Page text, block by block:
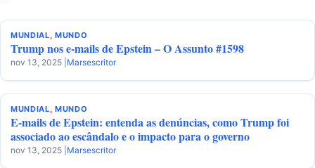
MUNDIAL, MUNDO
Trump nos e-mails de Epstein – O Assunto #1598
nov 13, 2025 | Marsescritor
MUNDIAL, MUNDO
E-mails de Epstein: entenda as denúncias, como Trump foi
associado ao escândalo e o impacto para o governo
nov 13, 2025 | Marsescritor